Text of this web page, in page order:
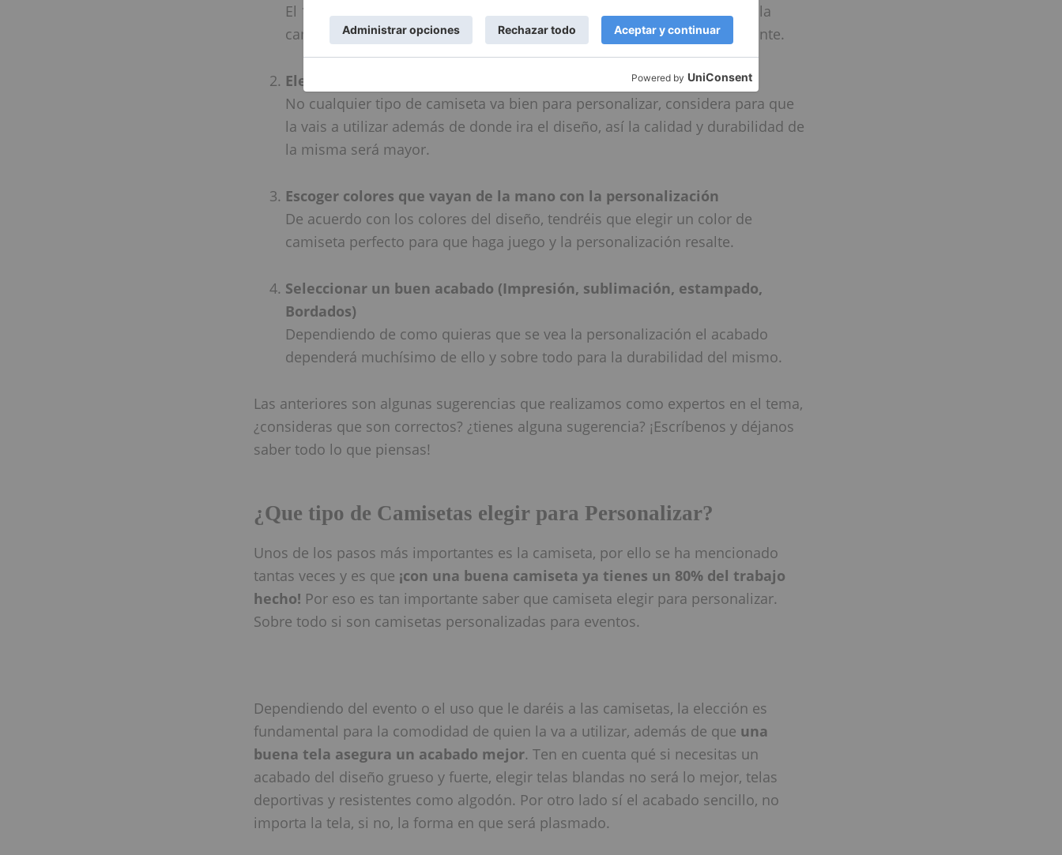
El 100% del resultado final depende del diseño que se va a plasmar en la
camiseta, por lo qué tener hecho un buen boceto es de lo más importante.
Elegir un tipo de camiseta que se adapte al diseño
No cualquier tipo de camiseta va bien para personalizar, considera para que
la vais a utilizar además de donde ira el diseño, así la calidad y durabilidad de
la misma será mayor.
Escoger colores que vayan de la mano con la personalización
De acuerdo con los colores del diseño, tendréis que elegir un color de
camiseta perfecto para que haga juego y la personalización resalte.
Seleccionar un buen acabado (Impresión, sublimación, estampado,
Bordados)
Dependiendo de como quieras que se vea la personalización el acabado
dependerá muchísimo de ello y sobre todo para la durabilidad del mismo.
Las anteriores son algunas sugerencias que realizamos como expertos en el tema,
¿consideras que son correctos? ¿tienes alguna sugerencia? ¡Escríbenos y déjanos
saber todo lo que piensas!
¿Que tipo de Camisetas elegir para Personalizar?
Unos de los pasos más importantes es la camiseta, por ello se ha mencionado
tantas veces y es que ¡con una buena camiseta ya tienes un 80% del trabajo
hecho! Por eso es tan importante saber que camiseta elegir para personalizar.
Sobre todo si son camisetas personalizadas para eventos.
Dependiendo del evento o el uso que le daréis a las camisetas, la elección es
fundamental para la comodidad de quien la va a utilizar, además de que una
buena tela asegura un acabado mejor. Ten en cuenta qué si necesitas un
acabado del diseño grueso y fuerte, elegir telas blandas no será lo mejor, telas
deportivas y resistentes como algodón. Por otro lado sí el acabado sencillo, no
importa la tela, si no, la forma en que será plasmado.